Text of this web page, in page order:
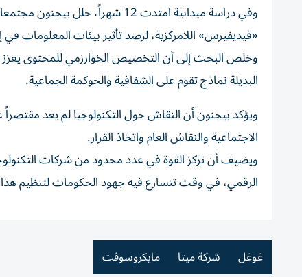
وفي دراسة ميدانية امتدت 12
«فيديفيرس» اللامركزية، لرصد تأثير بيئات المعلومات في
وخلص البحث إلى أن التخصيص الخوارزمي للمحتوى
البديلة نماذج تقوم على الشفافية والحوكمة الجماعية.
ويؤكد بيجنون أن النقاش حول التكنولوجيا لم يعد
الاجتماعية والنقاش العام واتخاذ القرار.
ويضيف أن تركز القوة في عدد محدود من شركات
الرقمي، في وقت تتسارع فيه جهود الحكومات لتنظيم هذا
غوغل شركة ميتا مايكروسوفت